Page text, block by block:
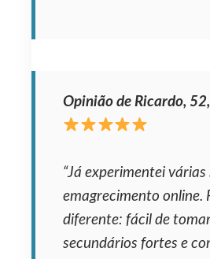
Opinião de Ricardo,
“Já experimentei várias
emagrecimento online.
diferente: fácil de
secundários fortes e